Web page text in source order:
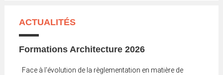
ACTUALITÉS
Formations Architecture 2026
Face à l'évolution de la règlementation en matière de